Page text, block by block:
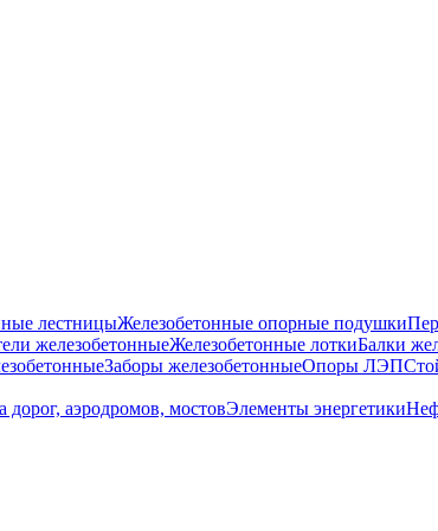
лестницыЖелезобетонные опорные подушки
железобетонныеЖелезобетонные лоткиБалки
Заборы железобетонныеОпоры ЛЭП
дорог, аэродромов, мостовЭлементы энергетики